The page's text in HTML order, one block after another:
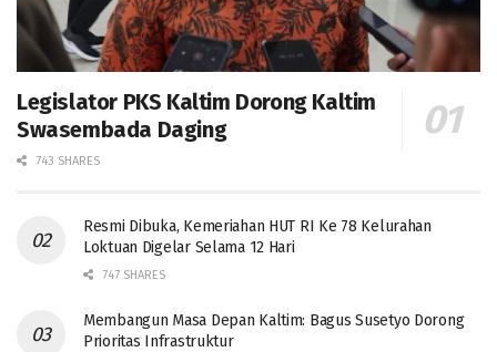
Legislator PKS Kaltim Dorong Kaltim
Swasembada Daging
743 SHARES
Resmi Dibuka, Kemeriahan HUT RI Ke 78 Kelurahan
Loktuan Digelar Selama 12 Hari
747 SHARES
Membangun Masa Depan Kaltim: Bagus Susetyo Dorong
Prioritas Infrastruktur